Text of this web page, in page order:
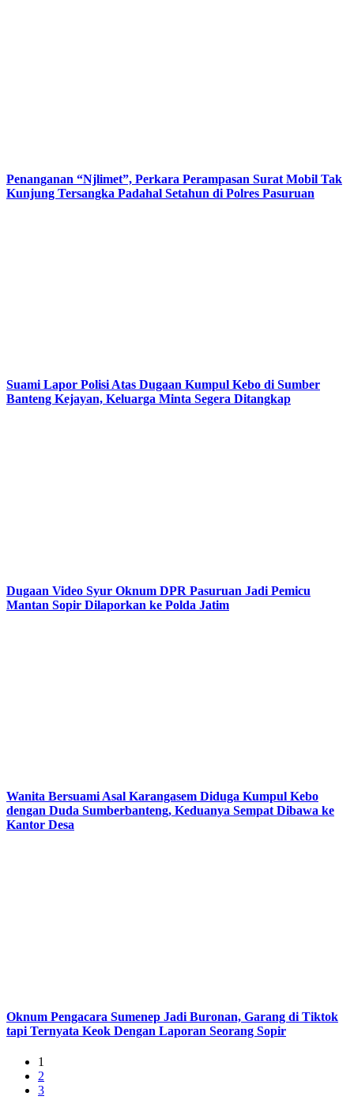
Penanganan “Njlimet”, Perkara Perampasan Surat Mobil Tak
Kunjung Tersangka Padahal Setahun di Polres Pasuruan
Suami Lapor Polisi Atas Dugaan Kumpul Kebo di Sumber
Banteng Kejayan, Keluarga Minta Segera Ditangkap
Dugaan Video Syur Oknum DPR Pasuruan Jadi Pemicu
Mantan Sopir Dilaporkan ke Polda Jatim
Wanita Bersuami Asal Karangasem Diduga Kumpul Kebo
dengan Duda Sumberbanteng, Keduanya Sempat Dibawa ke
Kantor Desa
Oknum Pengacara Sumenep Jadi Buronan, Garang di Tiktok
tapi Ternyata Keok Dengan Laporan Seorang Sopir
1
2
3